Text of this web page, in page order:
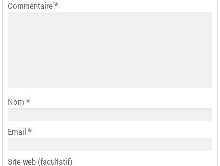
Commentaire *
Nom *
Email *
Site web (facultatif)